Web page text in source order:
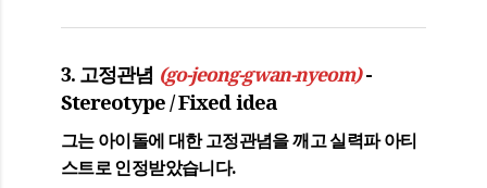
3. 고정관념 (go-jeong-gwan-nyeom)-
Stereotype / Fixed idea
그는 아이돌에 대한고정관념을 깨고 실력파 아티
스트로 인정받았습니다.